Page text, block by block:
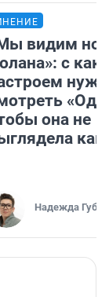
видим
с
она не
как
Надежда